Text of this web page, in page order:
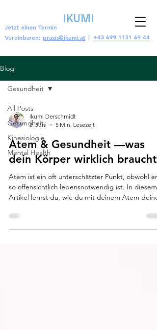
| +43 699 1131 69 44
Jetzt einen Termin
Vereinbaren: praxis@ikumi.at
Blog
All Posts
Gesundheit
Kinesiologie
Mental Health
Gesundheit
Ikumi Derschmidt
2. Juni
5 Min. Lesezeit
Atem & Gesundheit —was
dein Körper wirklich braucht
Atem ist ein oft unterschätzter Punkt, obwohl er
so offensichtlich lebensnotwendig ist. In diesem
Artikel lernst du, wie du mit deinem Atem deine
verbessern kannst.